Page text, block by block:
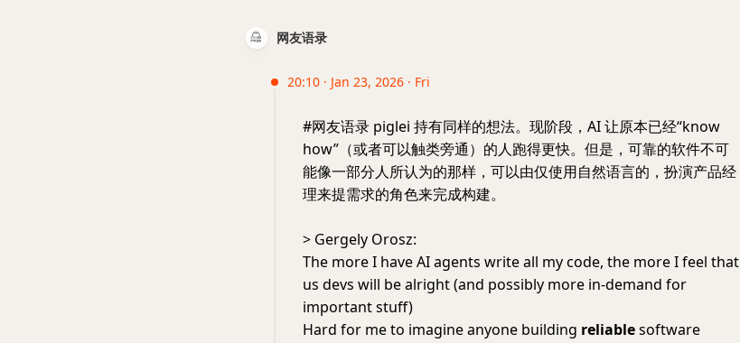
网友语录
20:10 · Jan 23, 2026 · Fri
#网友语录 piglei 持有同样的想法。现阶段，AI 让原本已经“know
how”（或者可以触类旁通）的人跑得更快。但是，可靠的软件不可
能像一部分人所认为的那样，可以由仅使用自然语言的，扮演产品经
理来提需求的角色来完成构建。
> Gergely Orosz:
The more I have AI agents write all my code, the more I feel that
us devs will be alright (and possibly more in-demand for
important stuff)
Hard for me to imagine anyone building reliablesoftware